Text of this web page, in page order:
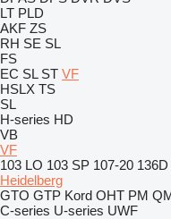
LT PLD
AKF ZS
RH SE SL
FS
EC SL ST VF
HSLX TS
SL
H-series HD
VB
VF
103 LO 103 SP 107-20 136D
Heidelberg
GTO GTP Kord OHT PM
C-series U-series UWF